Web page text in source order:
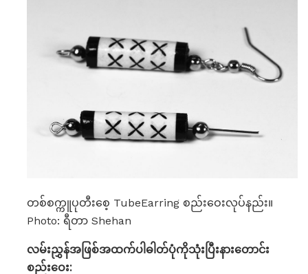
တစ်စက္ကူပုတီးစေ့ TubeEarring စည်းဝေးလုပ်နည်း။
Photo: ရီတာ Shehan
လမ်းညွှန်အဖြစ်အထက်ပါဓါတ်ပုံကိုသုံးပြီးနားတောင်း
စည်းဝေး: